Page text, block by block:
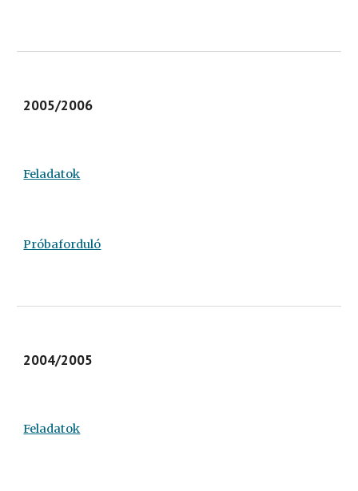
2005/2006
Feladatok
Próbaforduló
2004/2005
Feladatok